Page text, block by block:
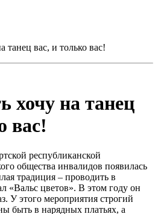
танец вас, и только вас!
хочу на танец
вас!
республиканской
общества инвалидов появилась
традиция – проводить в
«Вальс цветов». В этом году он
У этого мероприятия строгий
быть в нарядных платьях, а